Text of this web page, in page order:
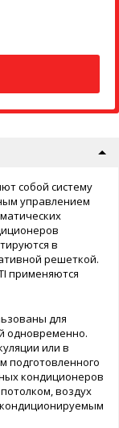
собой систему
управлением
в
решеткой.
применяются
для
одновременно.
или в
подготовленного
кондиционеров
воздух